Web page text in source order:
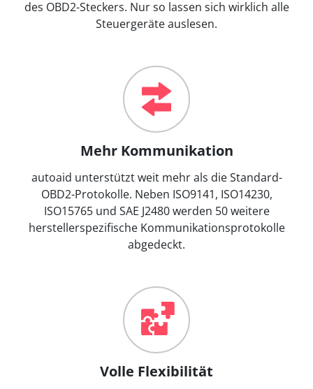
des OBD2-Steckers. Nur so lassen sich wirklich alle
Steuergeräte auslesen.
Mehr Kommunikation
autoaid unterstützt weit mehr als die Standard-
OBD2-Protokolle. Neben ISO9141, ISO14230,
ISO15765 und SAE J2480 werden 50 weitere
herstellerspezifische Kommunikationsprotokolle
abgedeckt.
Volle Flexibilität